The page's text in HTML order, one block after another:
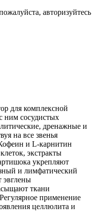
авторизуйтесь
для комплексной
ним сосудистых
дренажные и
на все звенья
и L-карнитин
экстракты
укрепляют
и лимфатический
эвглены
ткани
применение
целлюлита и